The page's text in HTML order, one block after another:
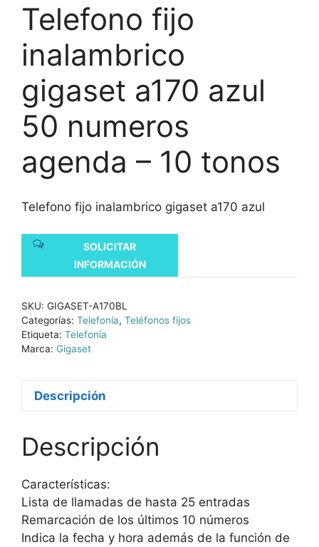
Telefono fijo
inalambrico
gigaset a170 azul
50 numeros
agenda – 10 tonos
Telefono fijo inalambrico gigaset a170 azul
SOLICITAR
INFORMACIÓN
SKU: GIGASET-A170BL
Categorías: Telefonía, Teléfonos fijos
Etiqueta: Telefonía
Marca: Gigaset
Descripción
Descripción
Características:
Lista de llamadas de hasta 25 entradas
Remarcación de los últimos 10 números
Indica la fecha y hora además de la función de